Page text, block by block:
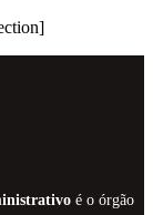
é o órgão